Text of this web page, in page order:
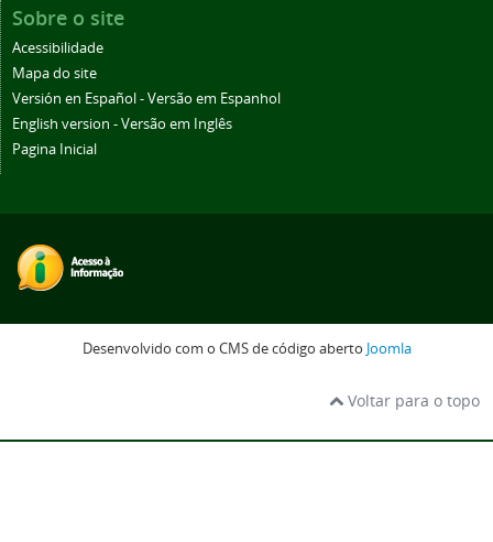
Sobre o site
Acessibilidade
Mapa do site
Versión en Español - Versão em Espanhol
English version - Versão em Inglês
Pagina Inicial
Desenvolvido com o CMS de código aberto Joomla
Voltar para o topo